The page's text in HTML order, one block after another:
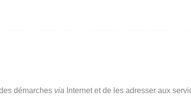
démarches via Internet et de les adresser aux